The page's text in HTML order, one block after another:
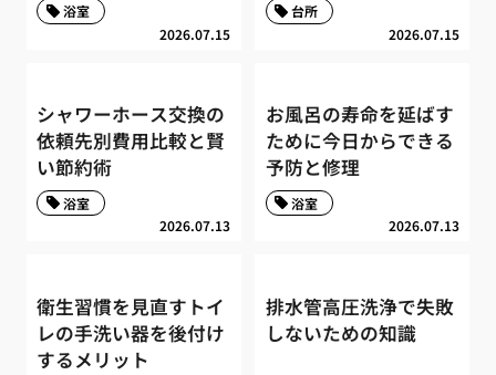
2026.07.15
浴室
2026.07.15
台所
シャワーホース交換の
依頼先別費用比較と賢
い節約術
2026.07.13
浴室
お風呂の寿命を延ばす
ために今日からできる
予防と修理
2026.07.13
浴室
衛生習慣を見直すトイ
レの手洗い器を後付け
するメリット
排水管高圧洗浄で失敗
しないための知識